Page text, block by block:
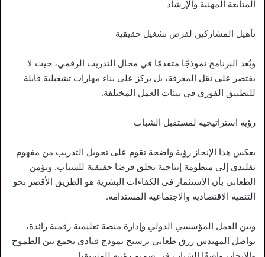
المتابعة المهنية والإرشاد
تأهيل المشاركين لفرص تشغيل حقيقية
ويُعد البرنامج نموذجًا متقدمًا في مجال التدريب الرقمي، حيث لا
يقتصر على نقل المعرفة، بل يركز على بناء مهارات تشغيلية قابلة
للتطبيق الفوري في بيئات العمل المختلفة.
رؤية استراتيجية لمستقبل الشباب
يعكس هذا الإنجاز رؤية واضحة تقوم على تحويل التدريب من مفهوم
تقليدي إلى منظومة إنتاجية تخلق فرصًا حقيقية للشباب. ويؤمن
الطعاني بأن الاستثمار في الكفاءات البشرية هو الطريق الأقصر نحو
التنمية الاقتصادية والاجتماعية المستدامة.
وبين العمل المؤسسي الدولي وإدارة منصة تعليمية رقمية رائدة،
يواصل المهندس رزق طعاني ترسيخ نموذج قيادي يجمع بين الطموح